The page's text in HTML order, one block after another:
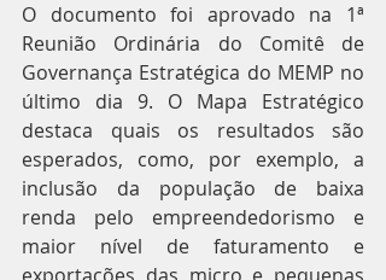
O documento foi aprovado na 1ª
Reunião Ordinária do Comitê de
Governança Estratégica do MEMP no
último dia 9. O Mapa Estratégico
destaca quais os resultados são
esperados, como, por exemplo, a
inclusão da população de baixa
renda pelo empreendedorismo e
maior nível de faturamento e